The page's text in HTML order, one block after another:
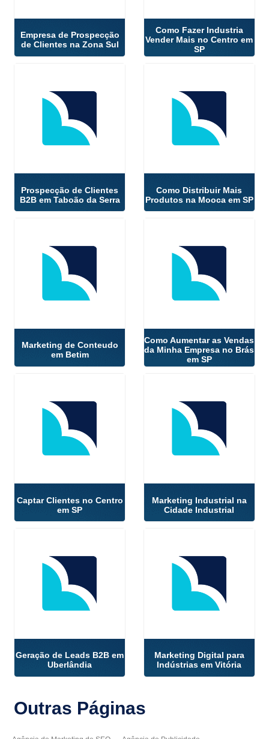
Empresa de Prospecção
de Clientes na Zona Sul
Como Fazer Industria
Vender Mais no Centro em
SP
Prospecção de Clientes
B2B em Taboão da Serra
Como Distribuir Mais
Produtos na Mooca em SP
Marketing de Conteudo
em Betim
Como Aumentar as Vendas
da Minha Empresa no Brás
em SP
Captar Clientes no Centro
em SP
Marketing Industrial na
Cidade Industrial
Geração de Leads B2B em
Uberlândia
Marketing Digital para
Indústrias em Vitória
Outras Páginas